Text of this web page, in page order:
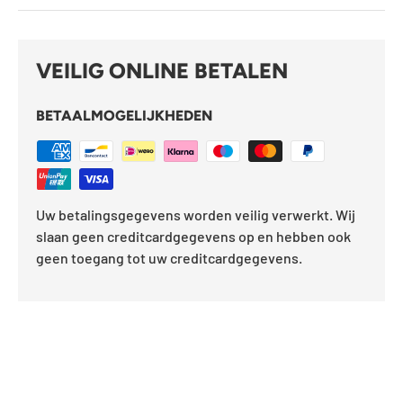
VEILIG ONLINE BETALEN
BETAALMOGELIJKHEDEN
Uw betalingsgegevens worden veilig verwerkt. Wij
slaan geen creditcardgegevens op en hebben ook
geen toegang tot uw creditcardgegevens.